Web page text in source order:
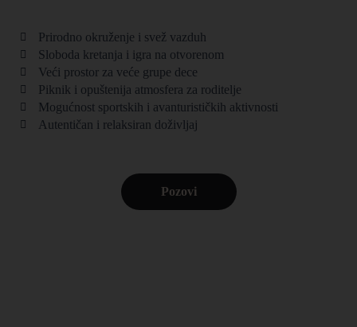
Prirodno okruženje i svež vazduh
Sloboda kretanja i igra na otvorenom
Veći prostor za veće grupe dece
Piknik i opuštenija atmosfera za roditelje
Mogućnost sportskih i avanturističkih aktivnosti
Autentičan i relaksiran doživljaj
Pozovi